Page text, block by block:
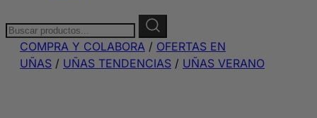
Buscar:
COMPRA Y COLABORA / OFERTAS EN
UÑAS / UÑAS TENDENCIAS / UÑAS VERANO